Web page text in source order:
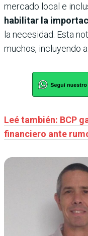
mercado local e
habilitar la
la necesidad. Esta
muchos, incluyendo
Leé también: BCP
financiero ante